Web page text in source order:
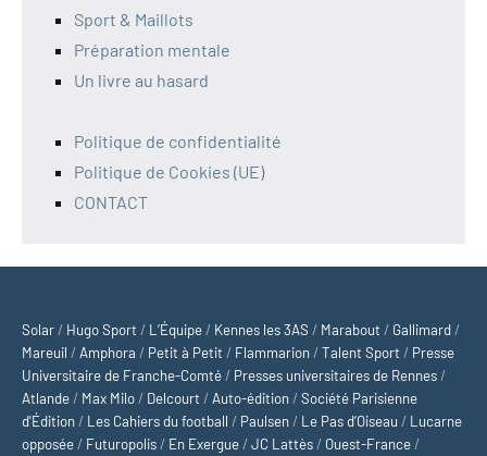
Sport & Maillots
Préparation mentale
Un livre au hasard
Politique de confidentialité
Politique de Cookies (UE)
CONTACT
Solar / Hugo Sport / L’Équipe / Kennes les 3AS / Marabout / Gallimard /
Mareuil / Amphora / Petit à Petit / Flammarion /Talent Sport / Presse
Universitaire de Franche-Comté / Presses universitaires de Rennes /
Atlande / Max Milo / Delcourt / Auto-édition /Société Parisienne
d'Édition / Les Cahiers du football / Paulsen / Le Pas d’Oiseau / Lucarne
opposée / Futuropolis / En Exergue /JC Lattès / Ouest-France /